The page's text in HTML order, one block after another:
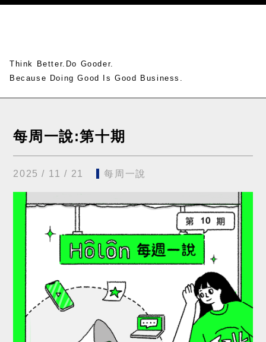
Think Better.Do Gooder.
Because Doing Good Is Good Business.
每周一說:第十期
2025 / 11 / 21 每周一說